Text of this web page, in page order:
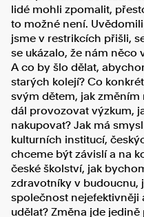
lidé mohli zpomalit,
to možné není.
jsme v restrikcích přišli,
se ukázalo, že nám něco
A co by šlo dělat,
starých kolejí? Co
svým dětem, jak
dál provozovat výzkum,
nakupovat? Jak má
kulturních institucí,
chceme být závislí a na
české školství, jak
zdravotníky v budoucnu,
společnost
udělat? Změna jde